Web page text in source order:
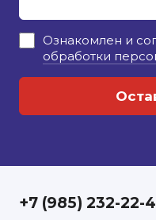
Ознакомлен и
обработки
+7 (985) 232-22-